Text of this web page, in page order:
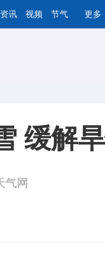
资讯 视频 节气 更多
缓解
气网